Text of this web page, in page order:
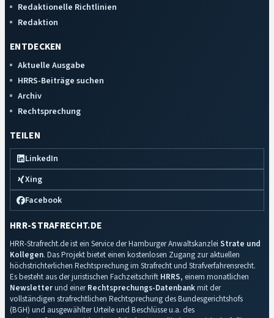
Redaktionelle Richtlinien
Redaktion
ENTDECKEN
Aktuelle Ausgabe
HRRS-Beiträge suchen
Archiv
Rechtsprechung
TEILEN
LinkedIn
Xing
Facebook
HRR-STRAFRECHT.DE
HRR-Strafrecht.de ist ein Service der Hamburger Anwaltskanzlei Strate und
Kollegen. Das Projekt bietet einen kostenlosen Zugang zur aktuellen
höchstrichterlichen Rechtsprechung im Strafrecht und Strafverfahrensrecht.
Es besteht aus der juristischen Fachzeitschrift HRRS, einem monatlichen
Newsletterund einerRechtsprechungs-Datenbankmit der
vollständigen strafrechtlichen Rechtsprechung des Bundesgerichtshofs
(BGH) und ausgewählter Urteile und Beschlüsse u.a. des